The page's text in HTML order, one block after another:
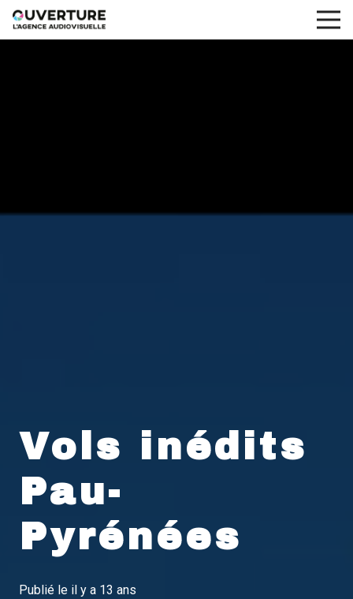
Vols inédits
Pau-
Pyrénées
Publié le il y a 13 ans